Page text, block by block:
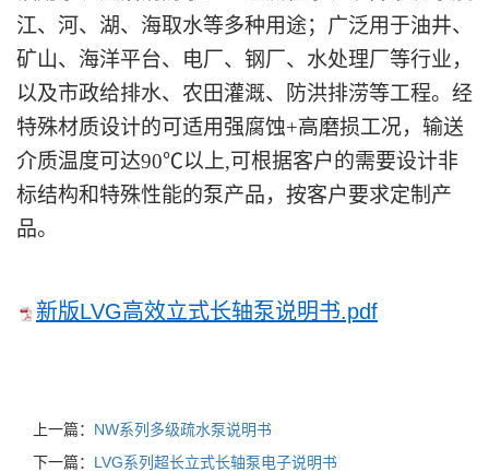
江、河、湖、海取水等多种用途；广泛用于油井、
矿山、海洋平台、 电厂、钢厂、水处理厂等行业，
以及市政给排水、农田灌溉、防洪排涝等工程。 经
特殊材质设计的可适用强腐蚀+高磨损工况， 输送
介质温度可达90℃以上,可根据客户的需要设计非
标结构和特殊性能的泵产品， 按客户要求定制产
品。
新版LVG高效立式长轴泵说明书.pdf
上一篇： NW系列多级疏水泵说明书
下一篇： LVG系列超长立式长轴泵电子说明书